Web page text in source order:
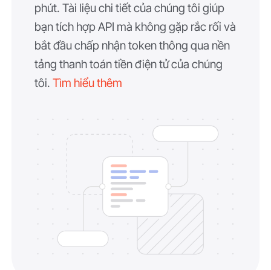
phút. Tài liệu chi tiết của chúng tôi giúp
bạn tích hợp API mà không gặp rắc rối và
bắt đầu chấp nhận token thông qua nền
tảng thanh toán tiền điện tử của chúng
tôi.Tìm hiểu thêm